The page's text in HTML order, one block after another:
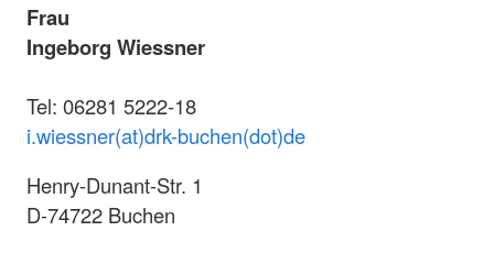
Frau
Ingeborg Wiessner
Tel: 06281 5222-18
i.wiessner(at)drk-buchen(dot)de
Henry-Dunant-Str. 1
D-74722 Buchen